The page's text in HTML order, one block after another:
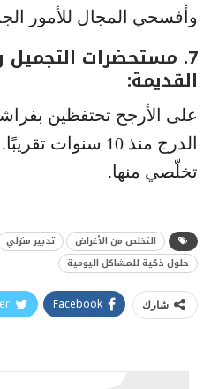
وأفسحي المجال للأمور
7. مستحضرات
القديمة:
على الأرجح تحتفظين
الدرج منذ 10
تخلّصي منها.
التخلص من الأغراض تدبير منزلي
حلول ذكية للمشاكل اليومية
شارك Facebook